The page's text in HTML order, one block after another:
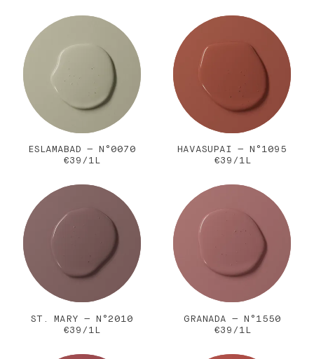
ESLAMABAD — N°0070
€39/1L
HAVASUPAI — N°1095
€39/1L
ST. MARY — N°2010
€39/1L
GRANADA — N°1550
€39/1L